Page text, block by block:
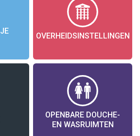
OVERHEIDSINSTELLINGEN
OPENBARE DOUCHE-
EN WASRUIMTEN